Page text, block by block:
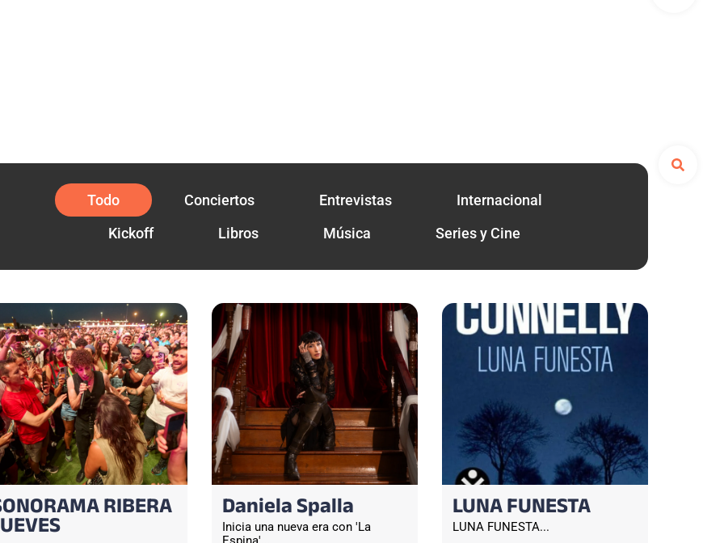
Conciertos Entrevistas
Internacional
Kickoff
Libros Música Series y Cine
Todo
RIBERA Daniela Spalla
Inicia una nueva era con 'La
LUNA FUNESTA
LUNA FUNESTA...